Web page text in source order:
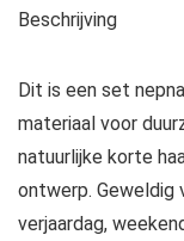
Beschrijving
Dit is een set
materiaal voor
natuurlijke korte
ontwerp. Geweldig
verjaardag,